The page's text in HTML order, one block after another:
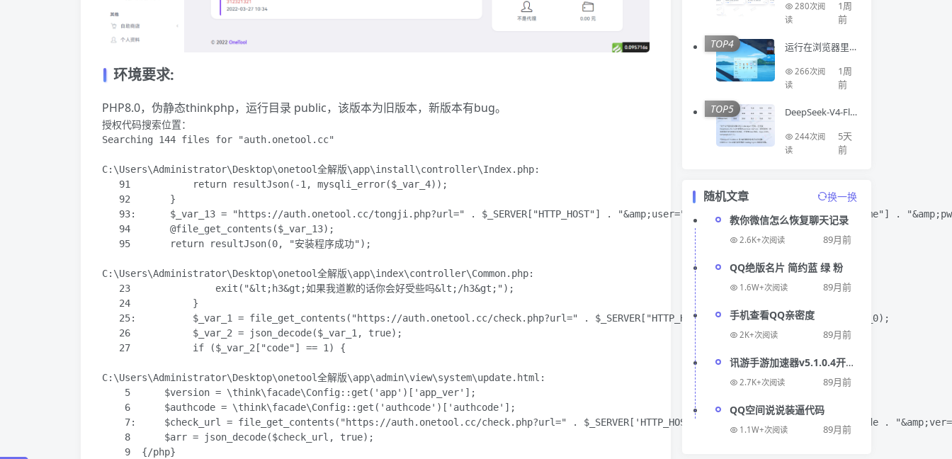
环境要求:
PHP8.0，伪静态thinkphp，运行目录 public，该版本为旧版本，新版本有bug。
授权代码搜索位置：
Searching 144 files for "auth.onetool.cc"
C:\Users\Administrator\Desktop\onetool全解版\app\install\controller\Index.php:
   91           return resultJson(-1, mysqli_error($_var_4));
   92       }
93:      $_var_13 = "https://auth.onetool.cc/tongji.php?url=" . $_SERVER["HTTP_HOST"] . "&amp;user=" . $_var_1["install-admin-username"] .
   94       @file_get_contents($_var_13);
   95       return resultJson(0, "安装程序成功");
C:\Users\Administrator\Desktop\onetool全解版\app\index\controller\Common.php:
   23               exit("&lt;h3&gt;如果我道歉的话你会好受些吗&lt;/h3&gt;");
   24           }
   25:          $_var_1 = file_get_contents("https://auth.onetool.cc/check.php?url=" . $_SERVER["HTTP_HOST"] . "&amp;authcode=" . $_var_0);
   26           $_var_2 = json_decode($_var_1, true);
   27           if ($_var_2["code"] == 1) {
C:\Users\Administrator\Desktop\onetool全解版\app\admin\view\system\update.html:
    5      $version = \think\facade\Config::get('app')['app_ver'];
    6      $authcode = \think\facade\Config::get('authcode')['authcode'];
7:     $check_url = file_get_contents("https://auth.onetool.cc/check.php?url=" . $_SERVER['HTTP_HOST'] . "&amp;authcode=" . $authcode .
    8      $arr = json_decode($check_url, true);
    9  {/php}
luni280次阅
读
1周
前
TOP4
运行在浏览器里
entOS
266次阅
读
1周
前
TOP5
DeepSeek-V4-Fla
线公测
244次阅
读
5天
前
随机文章
换一换
教你微信怎么恢复聊天记录
2.6K+次阅读 89月前
QQ绝版名片 简约蓝 绿 粉
1.6W+次阅读 89月前
手机查看QQ亲密度
2K+次阅读 89月前
讯游手游加速器v5.1.0.4开心
版 2.7K+次阅读 89月前
QQ空间说说装逼代码
1.1W+次阅读 89月前